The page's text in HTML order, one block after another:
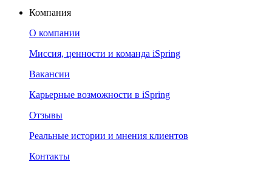
Компания
О компании
Миссия, ценности и команда iSpring
Вакансии
Карьерные возможности в iSpring
Отзывы
Реальные истории и мнения клиентов
Контакты